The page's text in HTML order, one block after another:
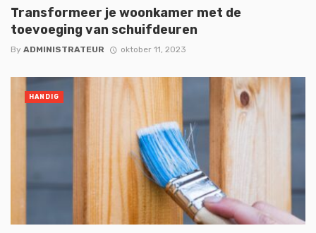
Transformeer je woonkamer met de
toevoeging van schuifdeuren
By ADMINISTRATEUR oktober 11, 2023
HANDIG